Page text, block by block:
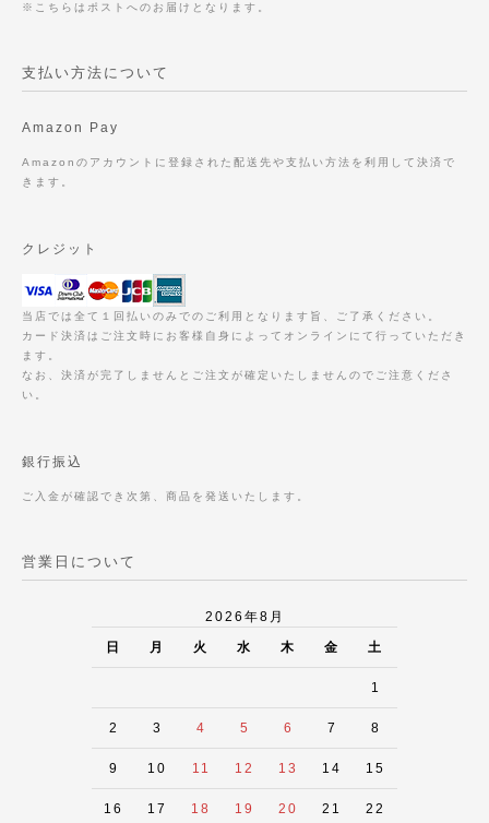
※こちらはポストへのお届けとなります。
支払い方法について
Amazon Pay
Amazonのアカウントに登録された配送先や支払い方法を利用して決済で
きます。
クレジット
当店では全て１回払いのみでのご利用となります旨、ご了承ください。
カード決済はご注文時にお客様自身によってオンラインにて行っていただき
ます。
なお、決済が完了しませんとご注文が確定いたしませんのでご注意くださ
い。
銀行振込
ご入金が確認でき次第、商品を発送いたします。
営業日について
2026年8月
日 月 火 水 木 金 土
1
2 3 4 5 6 7 8
9 10 11 12 13 14 15
16 17 18 19 20 21 22